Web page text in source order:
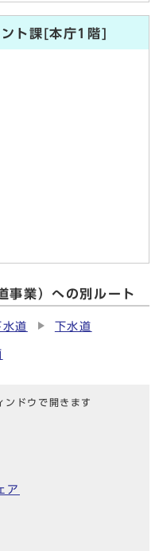
ト課[本庁1階]
事業）への別ルート
水道 下水道
ンドウで開きます
ア